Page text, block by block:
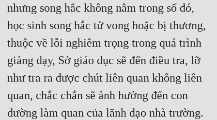
Tu Chân
Tu Tiên
Tội Phạm
Vô Địch
Võng Du
nhưng song hắc không nằm trong số đó,
học sinh song hắc tử vong hoặc bị thương,
thuộc về lỗi nghiêm trọng trong quá trình
giảng dạy, Sở giáo dục sẽ đến điều tra, lỡ
như tra ra được chút liên quan không liên
quan, chắc chắn sẽ ảnh hưởng đến con
đường làm quan của lãnh đạo nhà trường.